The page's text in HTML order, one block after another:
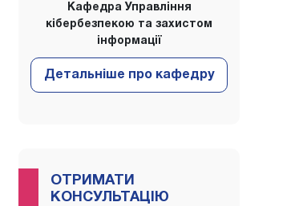
Кафедра Управління
кібербезпекою та захистом
інформації
ОТРИМАТИ
КОНСУЛЬТАЦІЮ